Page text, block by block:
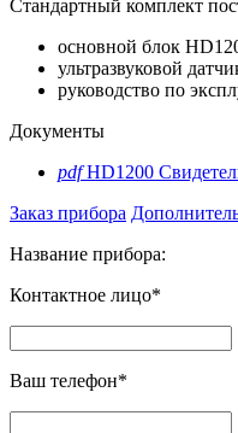
Стандартный комплект
основной блок
ультразвуковой
руководство по
Документы
pdf HD1200
Заказ прибора
Название прибора:
Контактное лицо*
Ваш телефон*